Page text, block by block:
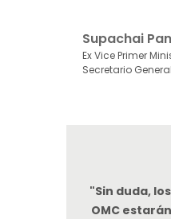
Supachai
Ex Vice Primer
Secretario
"Sin duda,
OMC